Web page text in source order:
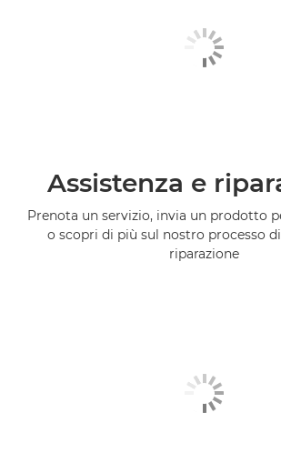
Assistenza e
Prenota un servizio, invia un prodotto
o scopri di più sul nostro processo
riparazione